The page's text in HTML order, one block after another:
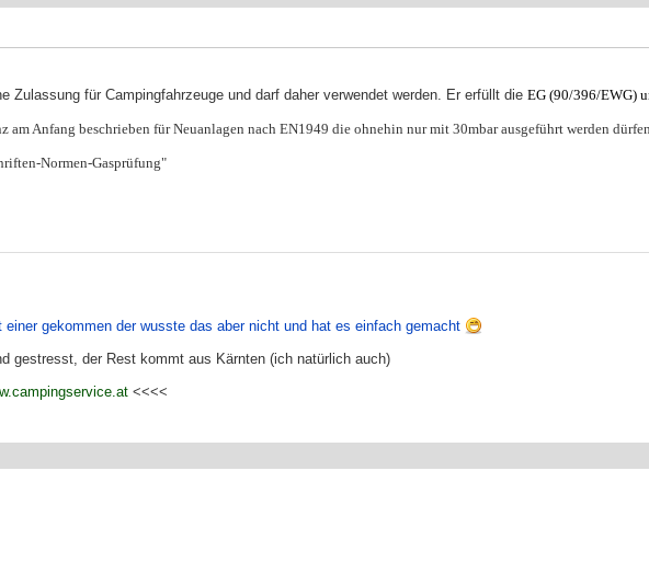
Zulassung für Campingfahrzeuge und darf daher verwendet werden. Er erfüllt die EG (90/396/EWG)
am Anfang beschrieben für Neuanlagen nach EN1949 die ohnehin nur mit 30mbar ausgeführt werden
Normen-Gasprüfung"
gekommen der wusste das aber nicht und hat es einfach gemacht
gestresst, der Rest kommt aus Kärnten (ich natürlich auch)
<<<<